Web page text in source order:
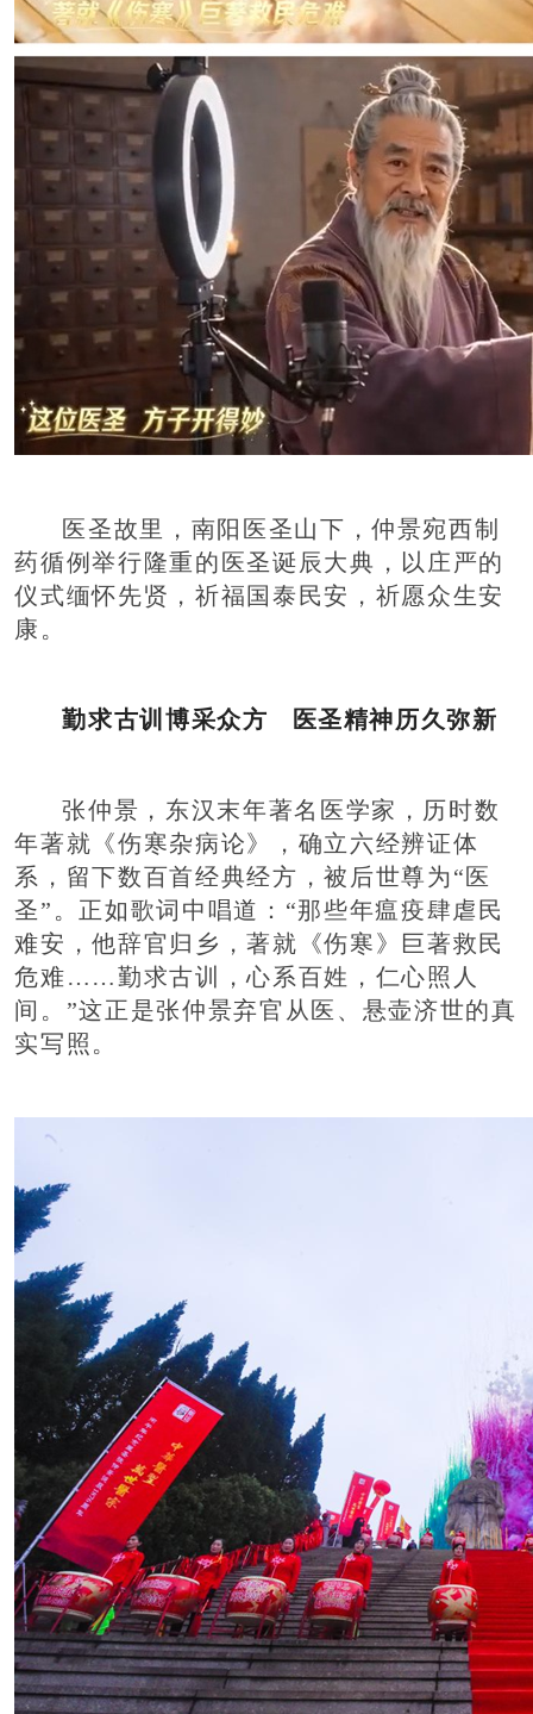
医圣故里，南阳医圣山下，仲景宛西制
药循例举行隆重的医圣诞辰大典，以庄严的
仪式缅怀先贤，祈福国泰民安，祈愿众生安
康。
勤求古训博采众方 医圣精神历久弥新
张仲景，东汉末年著名医学家，历时数
年著就《伤寒杂病论》，确立六经辨证体
系，留下数百首经典经方，被后世尊为“医
圣”。正如歌词中唱道：“那些年瘟疫肆虐民
难安，他辞官归乡，著就《伤寒》巨著救民
危难……勤求古训，心系百姓，仁心照人
间。”这正是张仲景弃官从医、悬壶济世的真
实写照。